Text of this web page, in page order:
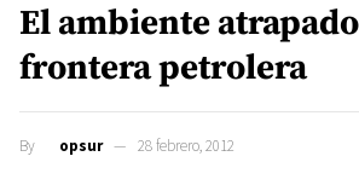
El ambiente
frontera petrolera
By opsur 28 febrero, 2012